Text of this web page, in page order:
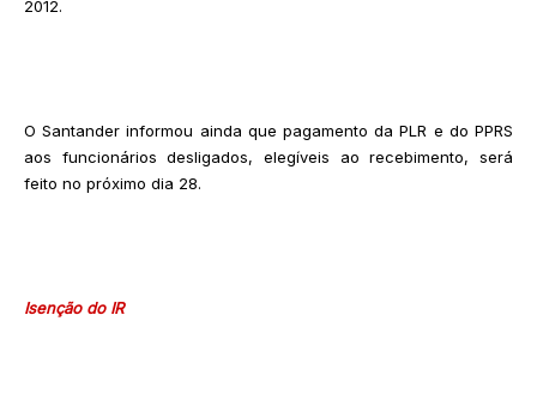
2012.
O Santander informou ainda que pagamento da PLR e do PPRS
aos funcionários desligados, elegíveis ao recebimento, será
feito no próximo dia 28.
Isenção do IR